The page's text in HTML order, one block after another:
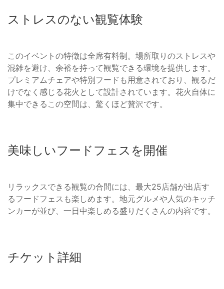
ストレスのない観覧体験
このイベントの特徴は全席有料制。場所取りのストレスや
混雑を避け、余裕を持って観覧できる環境を提供します。
プレミアムチェアや特別フードも用意されており、観るだ
けでなく感じる花火として設計されています。花火自体に
集中できるこの空間は、驚くほど贅沢です。
美味しいフードフェスを開催
リラックスできる観覧の合間には、最大25店舗が出店す
るフードフェスも楽しめます。地元グルメや人気のキッチ
ンカーが並び、一日中楽しめる盛りだくさんの内容です。
チケット詳細